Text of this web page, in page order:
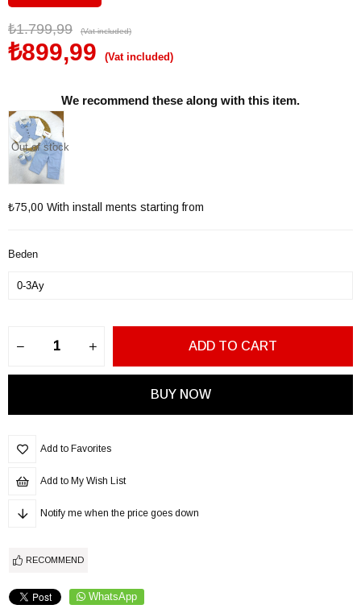
₺1.799,99 (Vat included)
₺899,99 (Vat included)
We recommend these along with this item.
Out of stock
₺75,00 With install ments starting from
Beden
Add to Favorites
Add to My Wish List
Notify me when the price goes down
RECOMMEND
WhatsApp